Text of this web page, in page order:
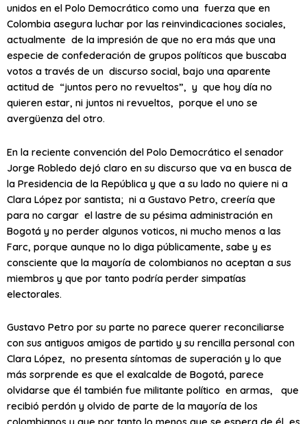
unidos en el Polo Democrático como una fuerza que en
Colombia asegura luchar por las reinvindicaciones sociales,
actualmente de la impresión de que no era más que una
especie de confederación de grupos políticos que buscaba
votos a través de un discurso social, bajo una aparente
actitud de “juntos pero no revueltos”, y que hoy día no
quieren estar, ni juntos ni revueltos, porque el uno se
avergüenza del otro.
En la reciente convención del Polo Democrático el senador
Jorge Robledo dejó claro en su discurso que va en busca de
la Presidencia de la República y que a su lado no quiere ni a
Clara López por santista; ni a Gustavo Petro, creería que
para no cargar el lastre de su pésima administración en
Bogotá y no perder algunos voticos, ni mucho menos a las
Farc, porque aunque no lo diga públicamente, sabe y es
consciente que la mayoría de colombianos no aceptan a sus
miembros y que por tanto podría perder simpatías
electorales.
Gustavo Petro por su parte no parece querer reconciliarse
con sus antiguos amigos de partido y su rencilla personal con
Clara López, no presenta síntomas de superación y lo que
más sorprende es que el exalcalde de Bogotá, parece
olvidarse que él también fue militante político en armas, que
recibió perdón y olvido de parte de la mayoría de los